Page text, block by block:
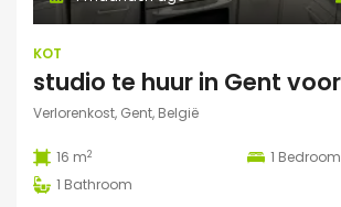
KOT
Verlorenkost, Gent, België
16 m2 1 Bedroom
1 Bathroom